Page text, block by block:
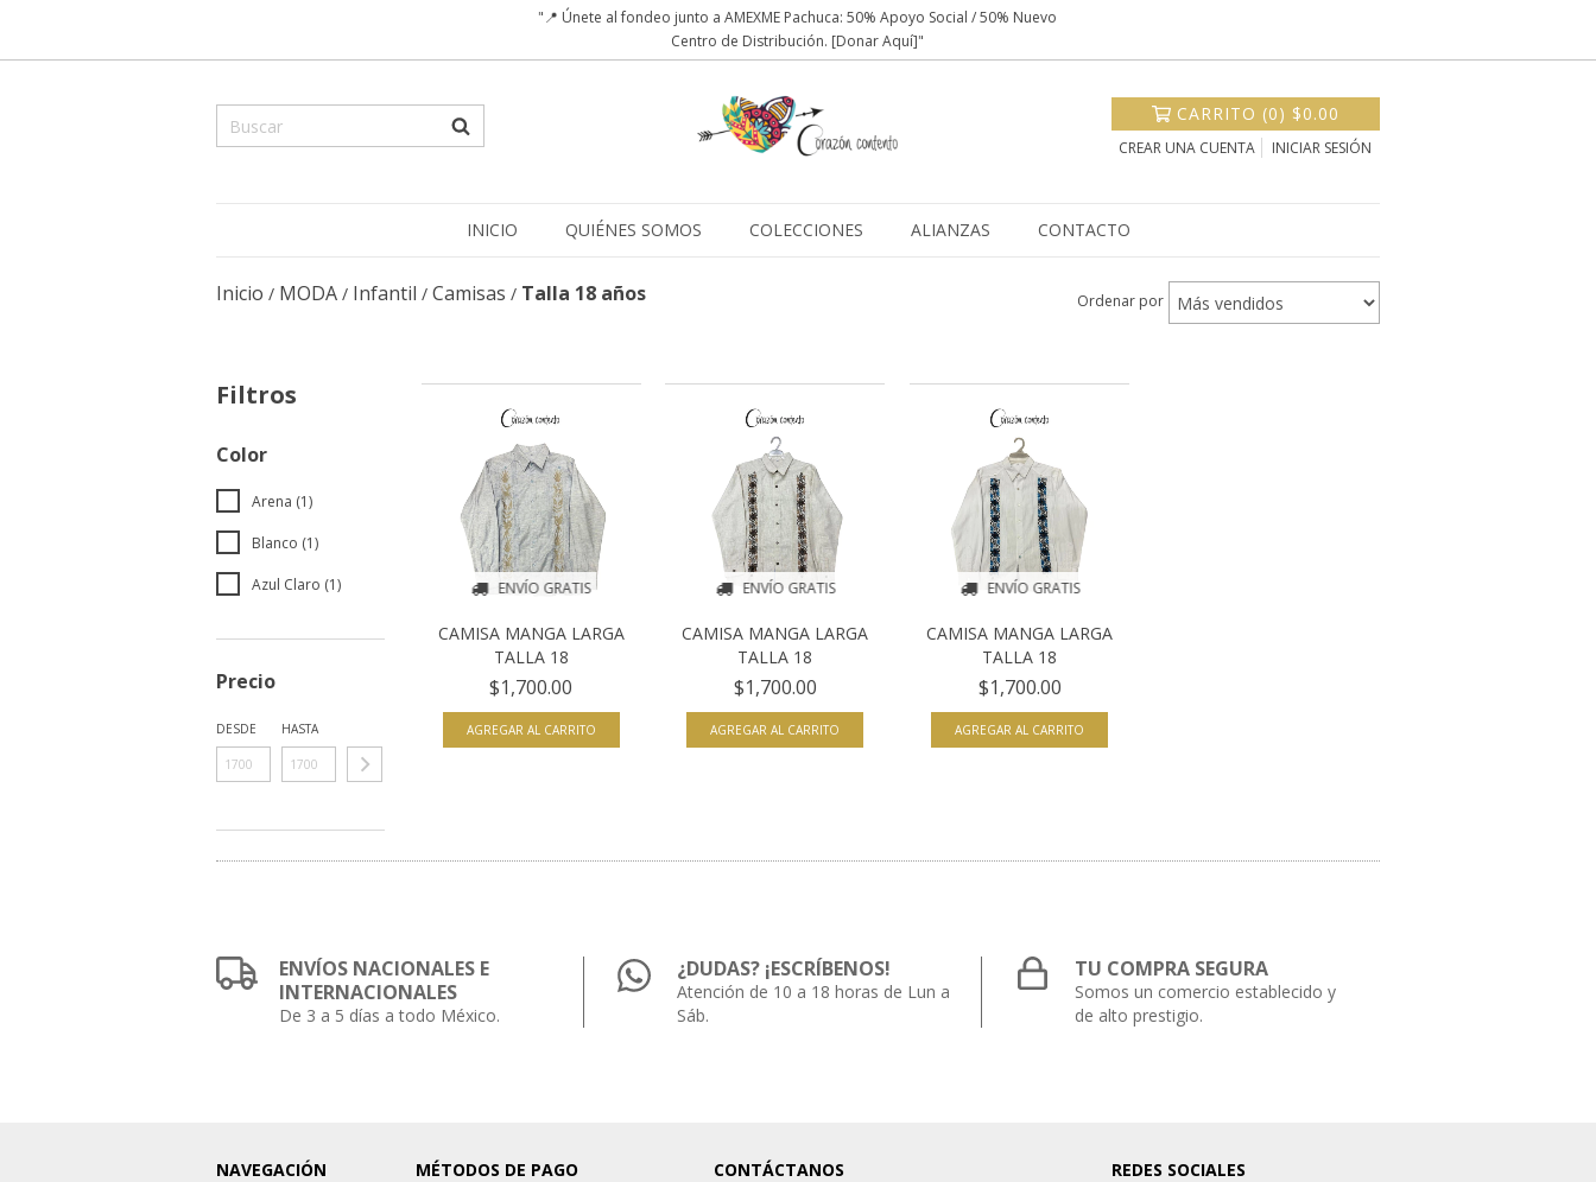
"📍 Únete al fondeo junto a AMEXME Pachuca: 50% Apoyo Social / 50% Nuevo
Centro de Distribución. [Donar Aquí]"
CARRITO (0) $0.00
CREAR UNA CUENTA INICIAR SESIÓN
INICIO QUIÉNES SOMOS COLECCIONES ALIANZAS CONTACTO
Inicio / MODA / Infantil / Camisas / Talla 18 años Ordenar por
Filtros
Color
Arena (1)
Blanco (1)
Azul Claro (1)
Precio
DESDE HASTA
ENVÍO GRATIS
CAMISA MANGA LARGA
TALLA 18
$1,700.00
AGREGAR AL CARRITO
ENVÍO GRATIS
CAMISA MANGA LARGA
TALLA 18
$1,700.00
AGREGAR AL CARRITO
ENVÍO GRATIS
CAMISA MANGA LARGA
TALLA 18
$1,700.00
AGREGAR AL CARRITO
ENVÍOS NACIONALES E
INTERNACIONALES
De 3 a 5 días a todo México.
¿DUDAS? ¡ESCRÍBENOS!
Atención de 10 a 18 horas de Lun a
Sáb.
TU COMPRA SEGURA
Somos un comercio establecido y
de alto prestigio.
NAVEGACIÓN
MÉTODOS DE PAGO
CONTÁCTANOS
REDES SOCIALES